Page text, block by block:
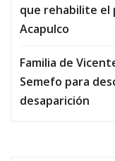
que rehabilite el
Acapulco
Familia de
Semefo para
desaparición